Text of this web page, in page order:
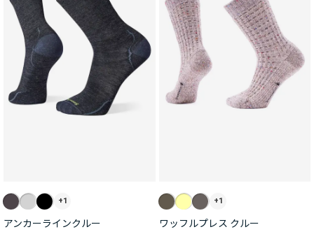
+1
アンカーラインクルー
+1
ワッフルプレス クルー